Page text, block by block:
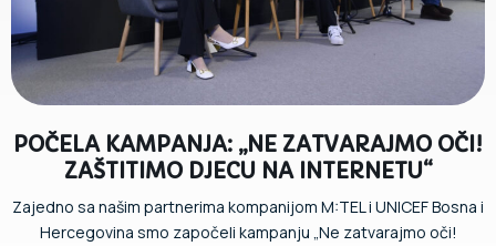
POČELA KAMPANJA: „NE ZATVARAJMO OČI!
ZAŠTITIMO DJECU NA INTERNETU“
Zajedno sa našim partnerima kompanijom M:TEL i UNICEF Bosna i
Hercegovina smo započeli kampanju „Ne zatvarajmo oči!